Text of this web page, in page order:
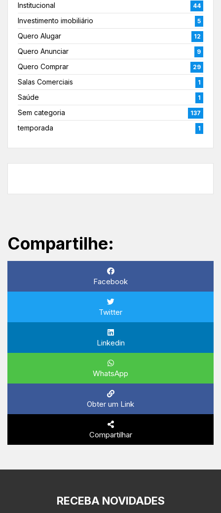
Institucional 44
Investimento imobiliário 5
Quero Alugar 12
Quero Anunciar 9
Quero Comprar 29
Salas Comerciais 1
Saúde 1
Sem categoria 137
temporada 1
Compartilhe:
Facebook
Twitter
Linkedin
WhatsApp
Obter um Link
Compartilhar
RECEBA NOVIDADES